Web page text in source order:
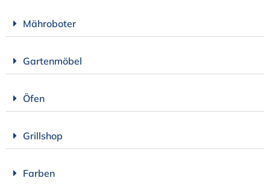
Mähroboter
Gartenmöbel
Öfen
Grillshop
Farben